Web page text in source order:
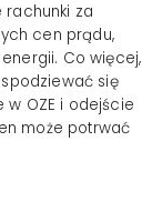
rachunki za
cen prądu,
Co więcej,
się
OZE i odejście
może potrwać